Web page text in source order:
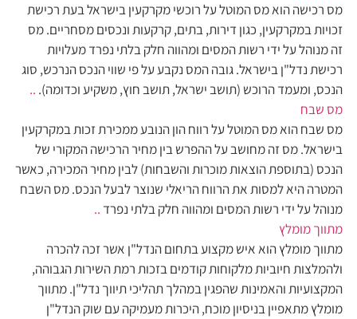
מס רכישה הוא מס המוטל על רוכשי מקרקעין בישראל בעת רכישת
זכויות במקרקעין, כגון דירות, בתים, קרקעות ונכסים מסחריים. מס
זה מנוהל על ידי רשות המסים ומהווה חלק בלתי נפרד מעלויות
רכישת נדל"ן בישראל. גובה המס נקבע על פי שווי הנכס הנרכש, סוג
הנכס, ומעמד הרוכש (תושב ישראל, תושב חוץ, משקיע וכדומה). ..
מס שבח
מס שבח הוא מס המוטל על רווח הון הנובע ממכירת זכות במקרקעין
בישראל. מס זה מחושב על ההפרש בין מחיר הרכישה המקורי של
הנכס (בתוספת הוצאות מוכרות והשבחות) לבין מחיר המכירה, כאשר
המטרה היא למסות את הרווח הריאלי שנוצר לבעל הנכס. מס השבח
מנוהל על ידי רשות המסים ומהווה חלק בלתי נפרד ..
מתווך מומלץ
מתווך מומלץ הוא איש מקצוע בתחום הנדל"ן אשר זכה להכרה
ולהמלצות חיוביות מלקוחות קודמים בזכות רמת השירות הגבוהה,
המקצועיות והאמינות שהפגין במהלך תהליכי תיווך נדל"ן. מתווך
מומלץ מתאפיין בניסיון מוכח, היכרות מעמיקה עם שוק הנדל"ן